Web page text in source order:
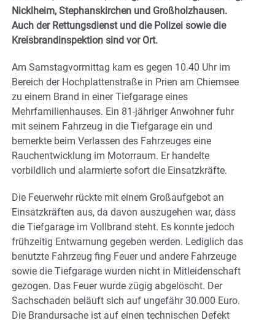
Nicklheim, Stephanskirchen und Großholzhausen.
Auch der Rettungsdienst und die Polizei sowie die
Kreisbrandinspektion sind vor Ort.
Am Samstagvormittag kam es gegen 10.40 Uhr im
Bereich der Hochplattenstraße in Prien am Chiemsee
zu einem Brand in einer Tiefgarage eines
Mehrfamilienhauses. Ein 81-jähriger Anwohner fuhr
mit seinem Fahrzeug in die Tiefgarage ein und
bemerkte beim Verlassen des Fahrzeuges eine
Rauchentwicklung im Motorraum. Er handelte
vorbildlich und alarmierte sofort die Einsatzkräfte.
Die Feuerwehr rückte mit einem Großaufgebot an
Einsatzkräften aus, da davon auszugehen war, dass
die Tiefgarage im Vollbrand steht. Es konnte jedoch
frühzeitig Entwarnung gegeben werden. Lediglich das
benutzte Fahrzeug fing Feuer und andere Fahrzeuge
sowie die Tiefgarage wurden nicht in Mitleidenschaft
gezogen. Das Feuer wurde zügig abgelöscht. Der
Sachschaden beläuft sich auf ungefähr 30.000 Euro.
Die Brandursache ist auf einen technischen Defekt